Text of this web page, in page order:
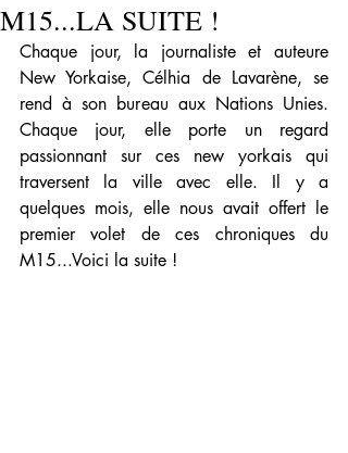
M15...LA SUITE !
Chaque jour, la journaliste et auteure
New Yorkaise, Célhia de Lavarène, se
rend à son bureau aux Nations Unies.
Chaque jour, elle porte un regard
passionnant sur ces new yorkais qui
traversent la ville avec elle. Il y a
quelques mois, elle nous avait offert le
premier volet de ces chroniques du
M15...Voici la suite !